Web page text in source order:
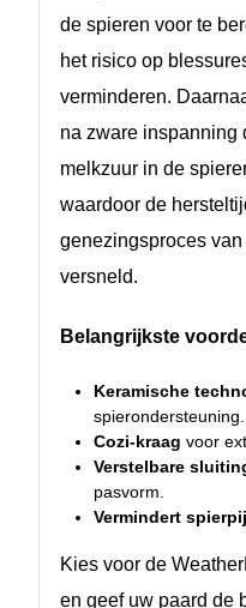
de spieren voor te
het risico op
verminderen.
na zware inspanning
melkzuur in de
waardoor de
genezingsproces
versneld.
Belangrijkste
Keramische
spierondersteuning.
Cozi-kraag voor
Verstelbare
pasvorm.
Vermindert
Kies voor de
en geef uw paard de